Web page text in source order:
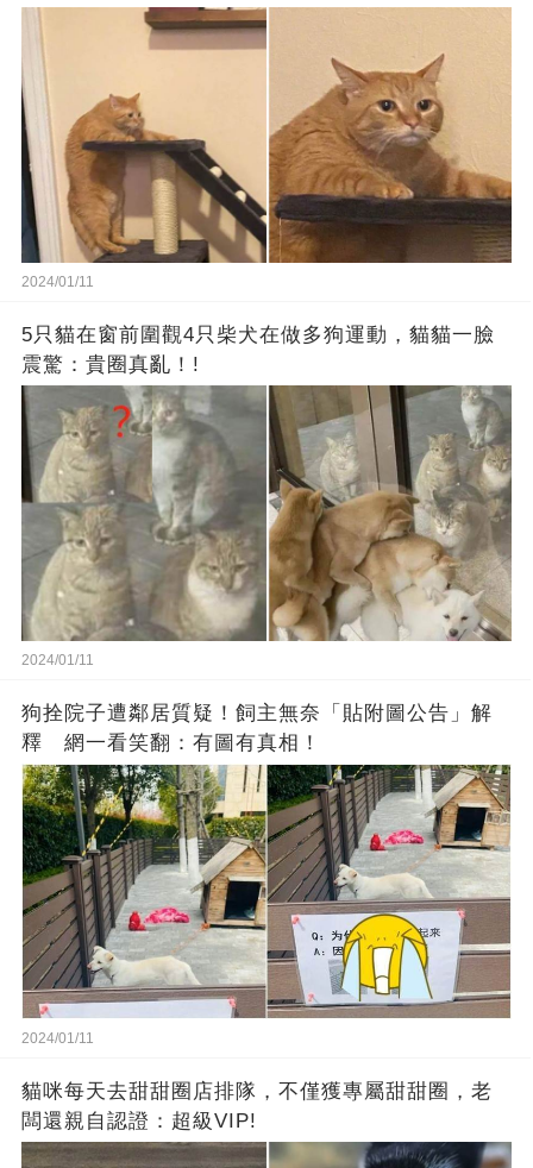
2024/01/11
5只貓在窗前圍觀4只柴犬在做多狗運動，貓貓一臉
震驚：貴圈真亂！!
2024/01/11
狗拴院子遭鄰居質疑！飼主無奈「貼附圖公告」解
釋 網一看笑翻：有圖有真相！
2024/01/11
貓咪每天去甜甜圈店排隊，不僅獲專屬甜甜圈，老
闆還親自認證：超級VIP!